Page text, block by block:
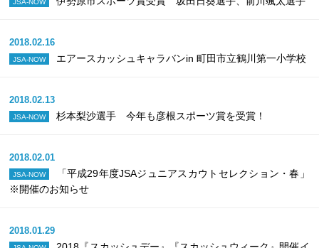
JSA-NOW
2018.02.16
JSA-NOW エアースカッシュキャラバンin 町田市立鶴川第一小学校
2018.02.13
JSA-NOW 杉本梨沙選手 今年も彦根スポーツ賞を受賞！
2018.02.01
JSA-NOW
「平成29年度JSAジュニアスカウトセレクション・春」
※開催のお知らせ
2018.01.29